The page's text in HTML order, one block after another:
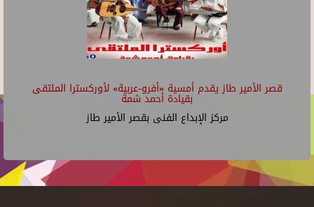
قصر الأمير طاز يقدم أمسية «أفرو-عربية» لأوركسترا الملتقى
بقيادة أحمد شمة
مركز الإبداع الفنى بقصر الأمير طاز